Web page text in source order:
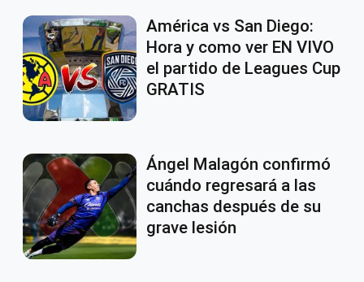
América vs San Diego:
Hora y como ver EN VIVO
el partido de Leagues Cup
GRATIS
Ángel Malagón confirmó
cuándo regresará a las
canchas después de su
grave lesión